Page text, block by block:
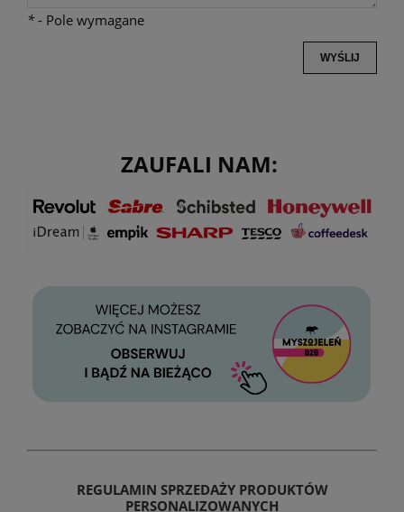
*- Pole wymagane
WYŚLIJ
ZAUFALI NAM:
REGULAMIN SPRZEDAŻY PRODUKTÓW
PERSONALIZOWANYCH